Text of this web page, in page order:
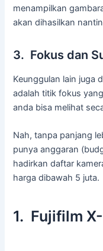
menampilkan
akan dihasilkan
3. Fokus dan
Keunggulan lain juga
adalah titik fokus
anda bisa melihat
Nah, tanpa panjang
punya anggaran
hadirkan daftar
harga dibawah 5 juta.
1. Fujifilm